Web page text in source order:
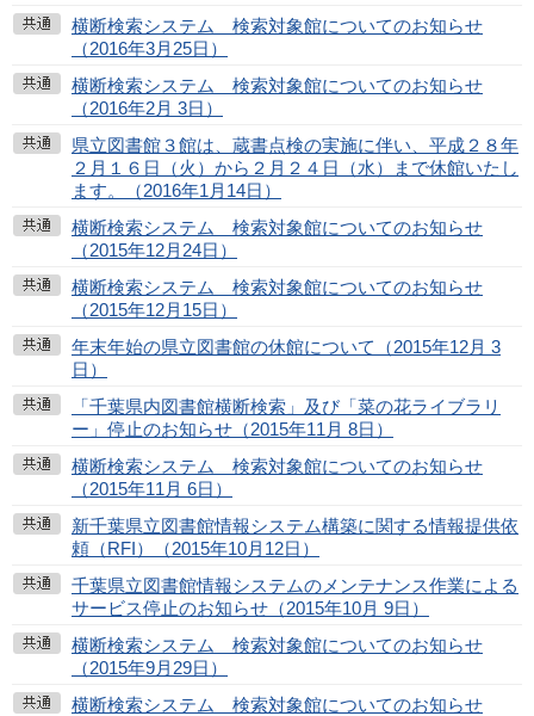
横断検索システム 検索対象館についてのお知らせ
（2016年3月25日）
横断検索システム 検索対象館についてのお知らせ
（2016年2月 3日）
県立図書館３館は、蔵書点検の実施に伴い、平成２８年
２月１６日（火）から２月２４日（水）まで休館いたし
ます。（2016年1月14日）
横断検索システム 検索対象館についてのお知らせ
（2015年12月24日）
横断検索システム 検索対象館についてのお知らせ
（2015年12月15日）
年末年始の県立図書館の休館について（2015年12月 3
日）
「千葉県内図書館横断検索」及び「菜の花ライブラリ
ー」停止のお知らせ（2015年11月 8日）
横断検索システム 検索対象館についてのお知らせ
（2015年11月 6日）
新千葉県立図書館情報システム構築に関する情報提供依
頼（RFI）（2015年10月12日）
千葉県立図書館情報システムのメンテナンス作業による
サービス停止のお知らせ（2015年10月 9日）
横断検索システム 検索対象館についてのお知らせ
（2015年9月29日）
横断検索システム 検索対象館についてのお知らせ